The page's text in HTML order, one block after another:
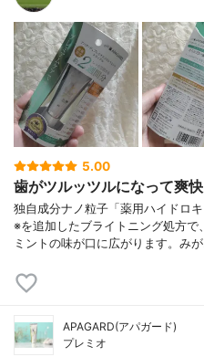
5.00
歯がツルッツルになって爽快
独自成分ナノ粒子「薬用ハイドロ
※を追加したブライトニング処方で
ミントの味が口に広がります。み
APAGARD(アパガード)
プレミオ